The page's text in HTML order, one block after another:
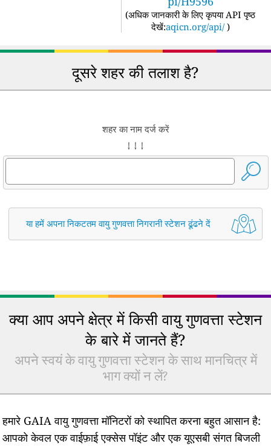
(अधिक जानकारी के लिए कृपया API पृष्ठ
देखें:aqicn.org/api/ )
दूसरे शहर की तलाश है?
शहर का नाम दर्ज करें
↓ ↓ ↓
या हमें अपना निकटतम वायु गुणवत्ता निगरानी स्टेशन ढूंढने दें
क्या आप अपने क्षेत्र में किसी वायु गुणवत्ता स्टेशन
के बारे में जानते हैं?
अपने स्वयं के वायु गुणवत्ता स्टेशन के साथ मानचित्र में
भाग क्यों न लें?
हमारे GAIA वायु गुणवत्ता मॉनिटरों को स्थापित करना बहुत आसान है:
आपको केवल एक वाईफ़ाई एक्सेस पॉइंट और एक यूएसबी संगत बिजली